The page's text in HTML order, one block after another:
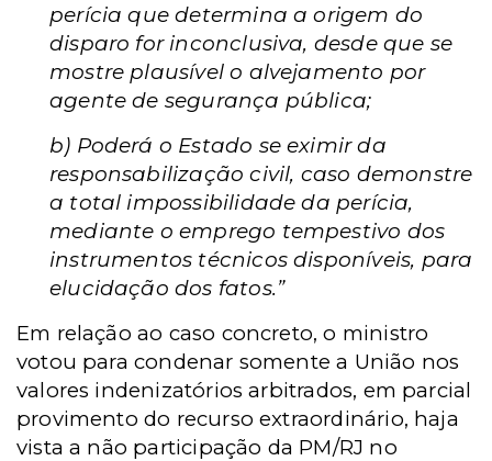
perícia que determina a origem do
disparo for inconclusiva, desde que se
mostre plausível o alvejamento por
agente de segurança pública;
b) Poderá o Estado se eximir da
responsabilização civil, caso demonstre
a total impossibilidade da perícia,
mediante o emprego tempestivo dos
instrumentos técnicos disponíveis, para
elucidação dos fatos.”
Em relação ao caso concreto, o ministro
votou para condenar somente a União nos
valores indenizatórios arbitrados, em parcial
provimento do recurso extraordinário, haja
vista a não participação da PM/RJ no